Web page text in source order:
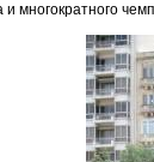
и многократного